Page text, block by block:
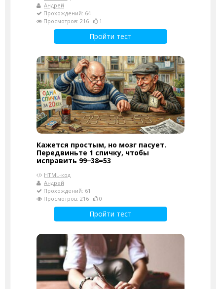
Андрей
Прохождений: 64
Просмотров: 216
1
Пройти тест
Кажется простым, но мозг пасует.
Передвиньте 1 спичку, чтобы
исправить 99−38=53
HTML-код
Андрей
Прохождений: 61
Просмотров: 216
0
Пройти тест